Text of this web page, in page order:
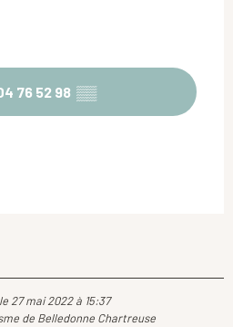
76 52 98 ▒▒
27 mai 2022 à 15:37
de Belledonne Chartreuse